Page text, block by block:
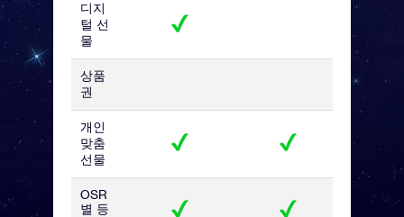
디지
털 선
물
상품
권
개인
맞춤
선물
OSR
별 등